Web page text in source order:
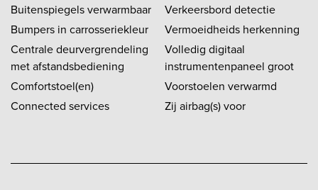
Buitenspiegels verwarmbaar
Bumpers in carrosseriekleur
Centrale deurvergrendeling
met afstandsbediening
Comfortstoel(en)
Connected services
Verkeersbord detectie
Vermoeidheids herkenning
Volledig digitaal
instrumentenpaneel groot
Voorstoelen verwarmd
Zij airbag(s) voor